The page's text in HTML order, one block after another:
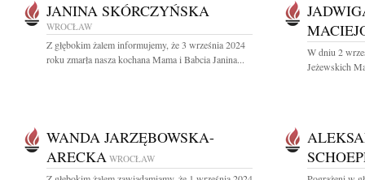
JANINA SKÓRCZYŃSKA
WROCŁAW
Z głębokim żalem informujemy, że 3 września 2024
roku zmarła nasza kochana Mama i Babcia Janina...
W dniu 2
Jeżewskich
WANDA JARZĘBOWSKA-
ARECKA WROCŁAW